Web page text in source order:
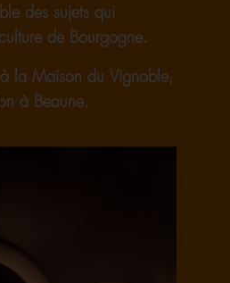
des sujets qui
de Bourgogne.
la Maison du Vignoble,
à Beaune.